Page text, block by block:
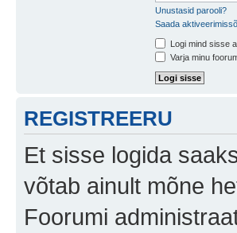
Unustasid parooli?
Saada
Logi mind sisse
Varja minu
REGISTREERU
Et sisse logida
võtab ainult mõne
Foorumi